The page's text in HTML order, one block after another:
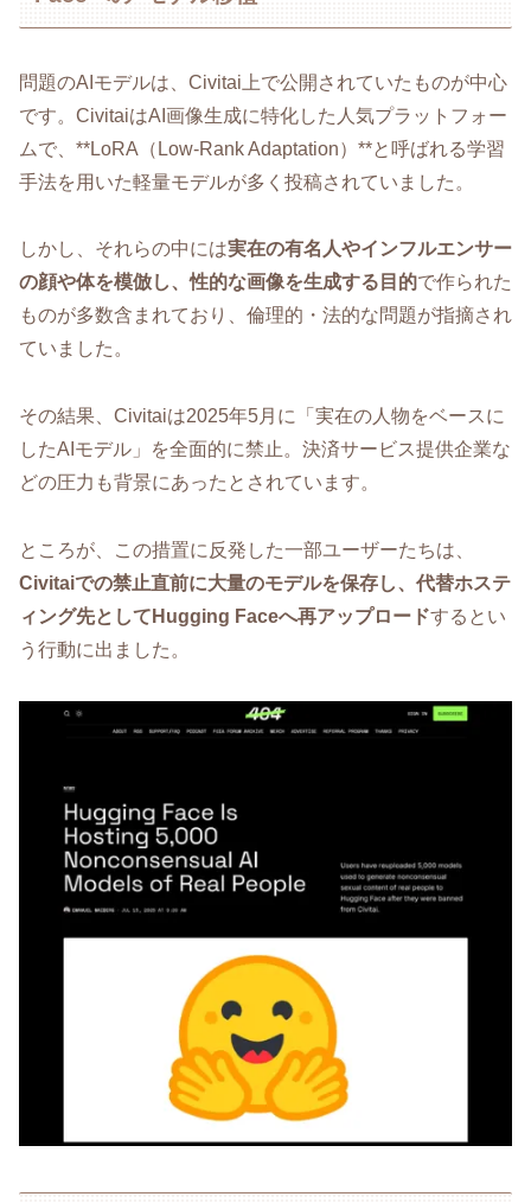
問題のAIモデルは、Civitai上で公開されていたものが中心
です。CivitaiはAI画像生成に特化した人気プラットフォー
ムで、**LoRA（Low-Rank Adaptation）**と呼ばれる学習
手法を用いた軽量モデルが多く投稿されていました。
しかし、それらの中には実在の有名人やインフルエンサー
の顔や体を模倣し、性的な画像を生成する目的で作られた
ものが多数含まれており、倫理的・法的な問題が指摘され
ていました。
その結果、Civitaiは2025年5月に「実在の人物をベースに
したAIモデル」を全面的に禁止。決済サービス提供企業な
どの圧力も背景にあったとされています。
ところが、この措置に反発した一部ユーザーたちは、
Civitaiでの禁止直前に大量のモデルを保存し、代替ホステ
ィング先としてHugging Faceへ再アップロードするとい
う行動に出ました。